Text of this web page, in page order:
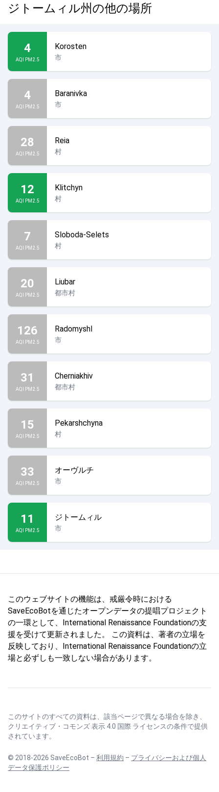
ジトームィル州の他の場所
4
AQI PM2.5
Korosten
市
4
AQI PM2.5
Baranivka
市
28
AQI PM2.5
Reia
村
12
AQI PM2.5
Klitchyn
村
7
AQI PM2.5
Sloboda-Selets
村
20
AQI PM2.5
Liubar
都市村
126
AQI PM2.5
Radomyshl
市
31
AQI PM2.5
Cherniakhiv
都市村
15
AQI PM2.5
Pekarshchyna
村
33
AQI PM2.5
オーヴルチ
市
11
AQI PM2.5
ジトームィル
市
このウェブサイトの機能は、戒厳令時における
SaveEcoBotを通じたオープンデータの提唱プロジェクト
の一環として、International Renaissance Foundationの支
援を受けて更新されました。 この資料は、著者の立場を
反映しており、International Renaissance Foundationの立
場と必ずしも一致しない場合があります。
このサイトのすべての資料は、該当ページで異なる場合を除き、
クリエイティブ・コモンズ 表示 4.0 国際 ライセンスの条件で提供
されています。
© 2018-2026 SaveEcoBot – 利用規約 – プライバシーおよび個人
データ保護ポリシー